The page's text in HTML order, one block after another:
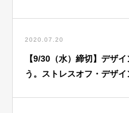
2020.07.20
【9/30（水）締切】デザ
う。ストレスオフ・デザ